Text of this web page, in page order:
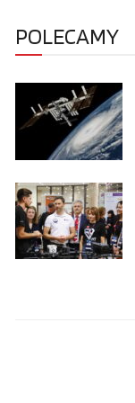
POLECAMY